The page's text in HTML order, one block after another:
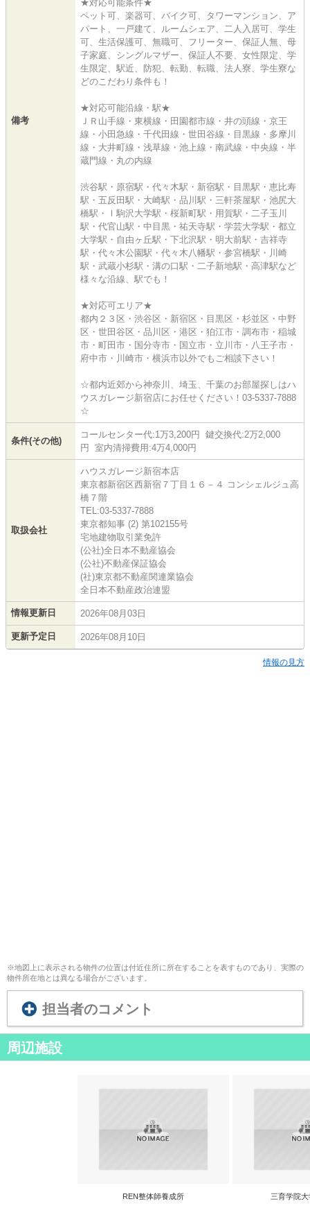
備考
★対応可能条件★
ペット可、楽器可、バイク可、タワーマンション、ア
パート、一戸建て、ルームシェア、二人入居可、学生
可、生活保護可、無職可、フリーター、保証人無、母
子家庭、シングルマザー、保証人不要、女性限定、学
生限定、駅近、防犯、転勤、転職、法人寮、学生寮な
どのこだわり条件も！
★対応可能沿線・駅★
ＪＲ山手線・東横線・田園都市線・井の頭線・京王
線・小田急線・千代田線・世田谷線・目黒線・多摩川
線・大井町線・浅草線・池上線・南武線・中央線・半
蔵門線・丸の内線
渋谷駅・原宿駅・代々木駅・新宿駅・目黒駅・恵比寿
駅・五反田駅・大崎駅・品川駅・三軒茶屋駅・池尻大
橋駅・ｌ駒沢大学駅・桜新町駅・用賀駅・二子玉川
駅・代官山駅・中目黒・祐天寺駅・学芸大学駅・都立
大学駅・自由ヶ丘駅・下北沢駅・明大前駅・吉祥寺
駅・代々木公園駅・代々木八幡駅・参宮橋駅・川崎
駅・武蔵小杉駅・溝の口駅・二子新地駅・高津駅など
様々な沿線、駅でも！
★対応可エリア★
都内２３区・渋谷区・新宿区・目黒区・杉並区・中野
区・世田谷区・品川区・港区・狛江市・調布市・稲城
市・町田市・国分寺市・国立市・立川市・八王子市・
府中市・川崎市・横浜市以外でもご相談下さい！
☆都内近郊から神奈川、埼玉、千葉のお部屋探しはハ
ウスガレージ新宿店にお任せください！03-5337-7888
☆
条件(その他)
コールセンター代:1万3,200円 鍵交換代:2万2,000
円 室内清掃費用:4万4,000円
取扱会社
ハウスガレージ新宿本店
東京都新宿区西新宿７丁目１６－４ コンシェルジュ高
橋７階
TEL:03-5337-7888
東京都知事 (2) 第102155号
宅地建物取引業免許
(公社)全日本不動産協会
(公社)不動産保証協会
(社)東京都不動産関連業協会
全日本不動産政治連盟
情報更新日 2026年08月03日
更新予定日 2026年08月10日
情報の見方
※地図上に表示される物件の位置は付近住所に所在することを表すものであり、実際の
物件所在地とは異なる場合がございます。
担当者のコメント
周辺施設
REN整体師養成所 三育学院